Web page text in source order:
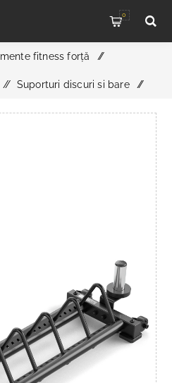
0
fitness forță /
/ Suporturi discuri si bare /
- Stativ Hantelscheiben